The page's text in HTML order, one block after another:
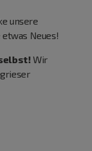
unsere
Neues!
Wir